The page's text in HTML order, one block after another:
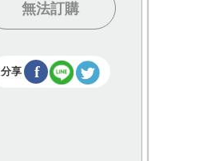
無法訂購
分享 f